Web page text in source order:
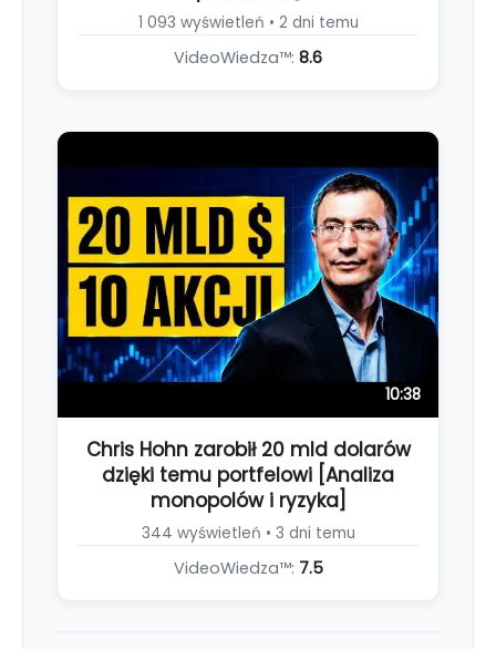
1 093 wyświetleń • 2 dni temu
VideoWiedza™: 8.6
10:38
Chris Hohn zarobił 20 mld dolarów
dzięki temu portfelowi [Analiza
monopolów i ryzyka]
344 wyświetleń • 3 dni temu
VideoWiedza™: 7.5